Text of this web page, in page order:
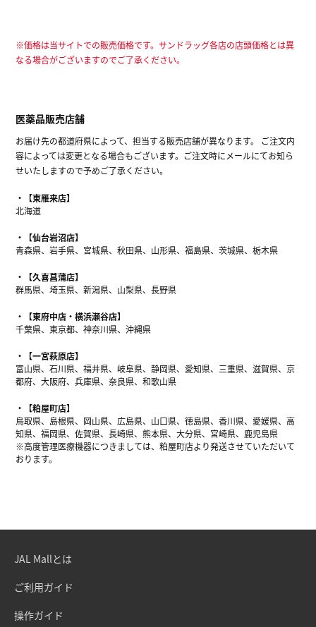
※価格は当サイトでの販売価格です。サンドラッグ各店の店頭価格とは異
なる場合がございますのでご了承ください。
医薬品販売店舗
お届け先の都道府県によって、担当する販売店舗が異なります。 ご注文内
容によっては変更となる場合もございます。ご注文時にメールにてお知ら
せいたしますので予めご了承ください。
【東雁来店】
北海道
【仙台岩沼店】
青森県、岩手県、宮城県、秋田県、山形県、福島県、茨城県、栃木県
【久喜菖蒲店】
群馬県、埼玉県、新潟県、山梨県、長野県
【東府中店・横浜瀬谷店】
千葉県、東京都、神奈川県、沖縄県
【一宮萩原店】
富山県、石川県、福井県、岐阜県、静岡県、愛知県、三重県、滋賀県、京
都府、大阪府、兵庫県、奈良県、和歌山県
【粕屋町店】
鳥取県、島根県、岡山県、広島県、山口県、徳島県、香川県、愛媛県、高
知県、福岡県、佐賀県、長崎県、熊本県、大分県、宮崎県、鹿児島県
※高度管理医療機器につきましては、粕屋町店より発送させていただいて
おります。
JAL Mallとは
ご利用ガイド
操作ガイド